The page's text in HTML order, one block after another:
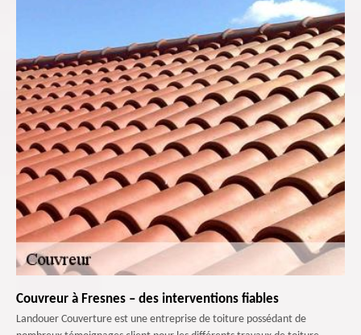
Couvreur à Fresnes – des interventions fiables
Landouer Couverture est une entreprise de toiture possédant de